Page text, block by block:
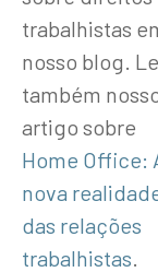
trabalhistas
nosso blog.
também
artigo sobre
Home Office:
nova
das relações
trabalhistas.